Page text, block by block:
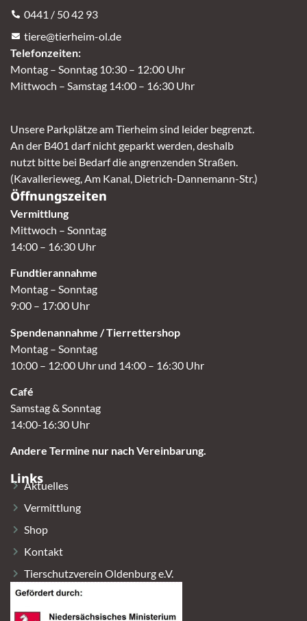
0441 / 50 42 93
tiere@tierheim-ol.de
Telefonzeiten:
Montag – Sonntag 10:30 – 12:00 Uhr
Mittwoch – Samstag 14:00 – 16:30 Uhr
Unsere Parkplätze am Tierheim sind leider begrenzt.
An der B401 darf nicht geparkt werden, deshalb
nutzt bitte bei Bedarf die angrenzenden Straßen.
(Kavallerieweg, Am Kanal, Dietrich-Dannemann-Str.)
Öffnungszeiten
Vermittlung
Mittwoch – Sonntag
14:00 – 16:30 Uhr
Fundtierannahme
Montag – Sonntag
9:00 – 17:00 Uhr
Spendenannahme / Tierrettershop
Montag – Sonntag
10:00 – 12:00 Uhr und 14:00 – 16:30 Uhr
Café
Samstag & Sonntag
14:00-16:30 Uhr
Andere Termine nur nach Vereinbarung.
Links
Aktuelles
Vermittlung
Shop
Kontakt
Tierschutzverein Oldenburg e.V.